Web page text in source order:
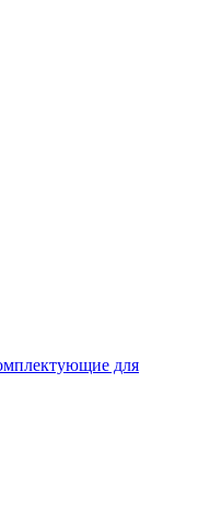
для